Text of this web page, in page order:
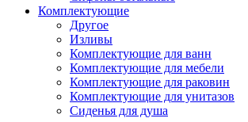
Комплектующие
Другое
Изливы
Комплектующие для ванн
Комплектующие для мебели
Комплектующие для раковин
Комплектующие для унитазов
Сиденья для душа